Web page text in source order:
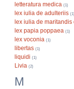
letteratura medica (1)
lex iulia de adulteriis (1)
lex iulia de
lex papia poppaea (1)
lex voconia (1)
libertas (1)
liquidi (1)
Livia (2)
M